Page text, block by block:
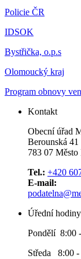
Policie ČR
IDSOK
Bystřička, o.p.s
Olomoucký kraj
Program obnovy
Kontakt
Obecní úřad
Berounská 41
783 07 Město
Tel.: +420
E-mail:
Úřední hodiny
Pondělí 8:00
Středa 8:00 -